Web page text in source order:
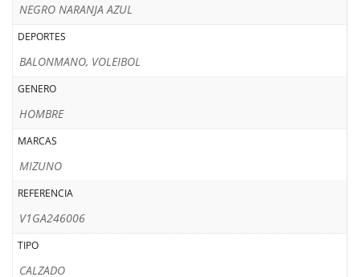
NEGRO NARANJA AZUL
DEPORTES
BALONMANO, VOLEIBOL
GENERO
HOMBRE
MARCAS
MIZUNO
REFERENCIA
V1GA246006
TIPO
CALZADO